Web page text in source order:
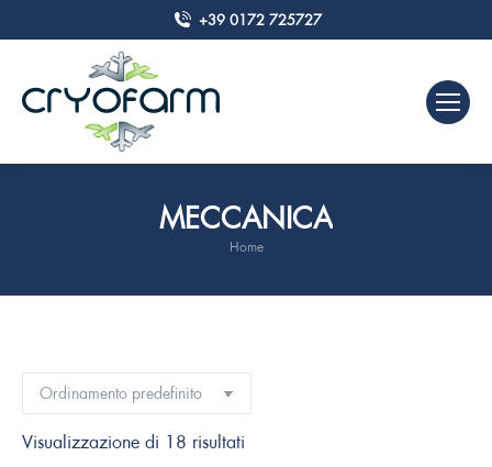
+39 0172 725727
MECCANICA
Tu sei qui:
Home
Visualizzazione di 18 risultati